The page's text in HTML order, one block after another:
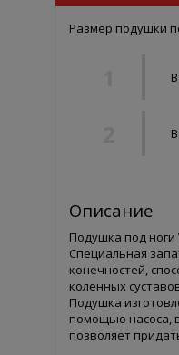
Размер подушки
Описание
Подушка под ноги
Специальная
конечностей,
коленных
Подушка
помощью насоса,
позволяет